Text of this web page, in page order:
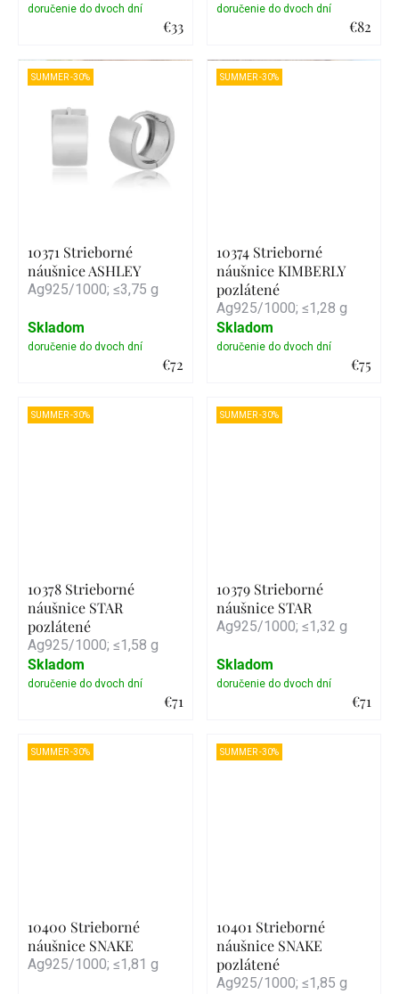
€33
Detail
€82
Detail
SUMMER -30%
10371 Strieborné
náušnice ASHLEY
Ag925/1000; ≤3,75 g
€72
Skladom
SUMMER -30%
10374 Strieborné
náušnice KIMBERLY
pozlátené
Ag925/1000; ≤1,28 g
€75
Skladom
SUMMER -30%
10378 Strieborné
náušnice STAR
pozlátené
Ag925/1000; ≤1,58 g
€71
Skladom
SUMMER -30%
10379 Strieborné
náušnice STAR
Ag925/1000; ≤1,32 g
€71
Skladom
SUMMER -30%
10400 Strieborné
náušnice SNAKE
Ag925/1000; ≤1,81 g
SUMMER -30%
10401 Strieborné
náušnice SNAKE
pozlátené
Ag925/1000; ≤1,85 g